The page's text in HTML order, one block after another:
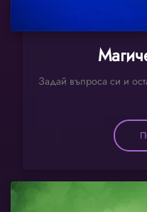
Задай въпроса си и